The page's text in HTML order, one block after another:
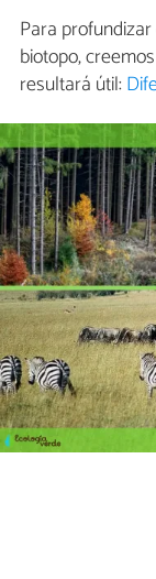
Para
biotopo,
resultará útil: